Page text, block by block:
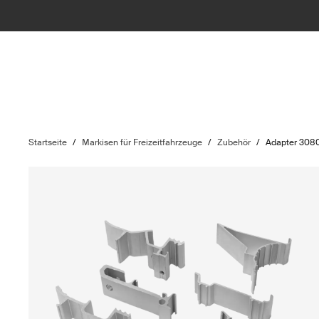
Startseite / Markisen für Freizeitfahrzeuge / Zubehör / Adapter